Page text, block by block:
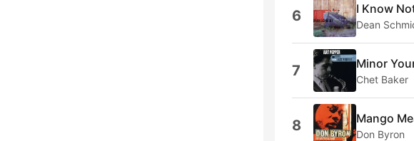
6 I Know
Dean
7 Minor
Chet Baker
8 Mango
Don Byron